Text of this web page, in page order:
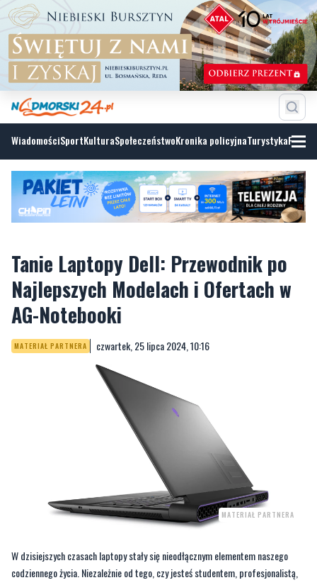
WiadomościSportKulturaSpołeczeństwoKronika policyjnaTurystyka
Tanie Laptopy Dell: Przewodnik po
Najlepszych Modelach i Ofertach w
AG-Notebooki
MATERIAŁ PARTNERA czwartek, 25 lipca 2024, 10:16
MATERIAŁ PARTNERA
W dzisiejszych czasach laptopy stały się nieodłącznym elementem naszego
codziennego życia. Niezależnie od tego, czy jesteś studentem, profesjonalistą,